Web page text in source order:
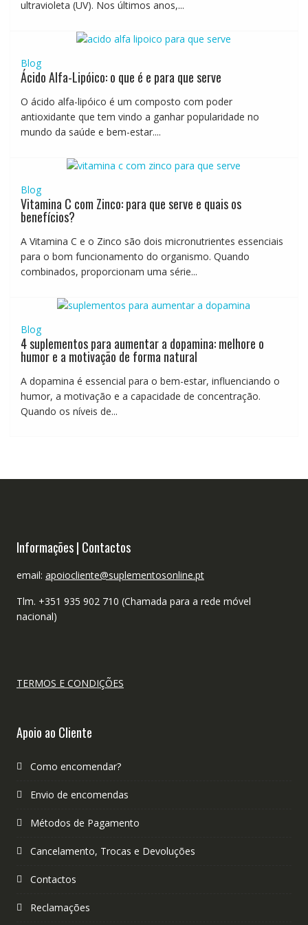
ultravioleta (UV). Nos últimos anos,...
Blog
Ácido Alfa-Lipóico: o que é e para que serve
O ácido alfa-lipóico é um composto com poder
antioxidante que tem vindo a ganhar popularidade no
mundo da saúde e bem-estar....
Blog
Vitamina C com Zinco: para que serve e quais os
benefícios?
A Vitamina C e o Zinco são dois micronutrientes essenciais
para o bom funcionamento do organismo. Quando
combinados, proporcionam uma série...
Blog
4 suplementos para aumentar a dopamina: melhore o
humor e a motivação de forma natural
A dopamina é essencial para o bem-estar, influenciando o
humor, a motivação e a capacidade de concentração.
Quando os níveis de...
Informações | Contactos
email: apoiocliente@suplementosonline.pt
Tlm. +351 935 902 710 (Chamada para a rede móvel
nacional)
TERMOS E CONDIÇÕES
Apoio ao Cliente
Como encomendar?
Envio de encomendas
Métodos de Pagamento
Cancelamento, Trocas e Devoluções
Contactos
Reclamações